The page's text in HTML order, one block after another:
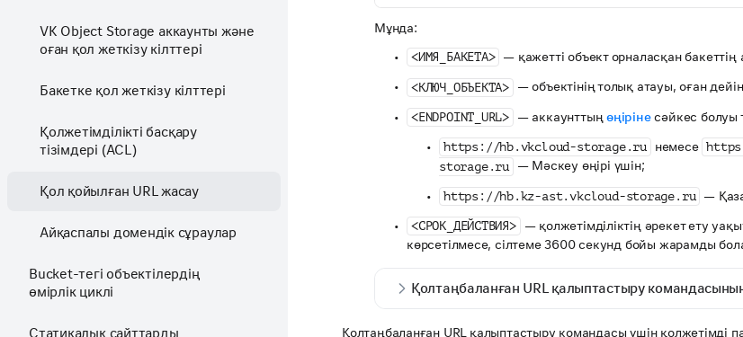
VK Object Storage аккаунты және
оған қол жеткізу кілттері
Бакетке қол жеткізу кілттері
Қолжетімділікті басқару
тізімдері (ACL)
Қол қойылған URL жасау
Айқаспалы домендік сұраулар
Bucket-тегі объектілердің
өмірлік циклі
Статикалық сайттарды
Мұнда:
<ИМЯ_БАКЕТА> — қажетті объект орналасқан бакеттің
<КЛЮЧ_ОБЪЕКТА> — объектінің толық атауы, оған
<ENDPOINT_URL> — аккаунттыңөңірінесәйкес болуы
https://hb.vkcloud-storage.ru немесе
storage.ru
— Мәскеу өңірі үшін;
https://hb.kz-ast.vkcloud-storage.ru —
<СРОК_ДЕЙСТВИЯ>
— қолжетімділіктің әрекет ету
көрсетілмесе, сілтеме 3600 секунд бойы жарамды
Қолтаңбаланған URL қалыптастыру
Қолтаңбаланған URL қалыптастыру командасы үшін қолжетімді